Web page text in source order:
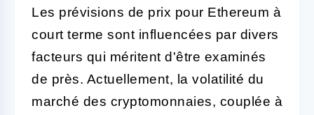
Les prévisions de prix pour Ethereum à
court terme sont influencées par divers
facteurs qui méritent d'être examinés
de près. Actuellement, la volatilité du
marché des cryptomonnaies, couplée à